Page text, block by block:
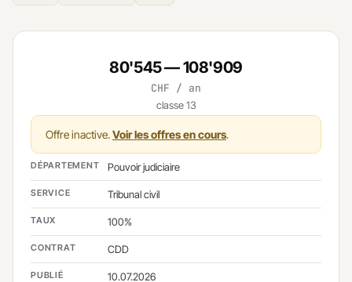
80'545 — 108'909
CHF / an
classe 13
Offre inactive.Voir les offres en cours.
DÉPARTEMENT Pouvoir judiciaire
SERVICE Tribunal civil
TAUX 100%
CONTRAT CDD
PUBLIÉ 10.07.2026